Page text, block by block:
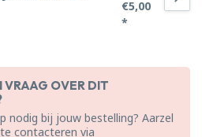
€5,00
*
VRAAG OVER DIT
nodig bij jouw bestelling? Aarzel
contacteren via